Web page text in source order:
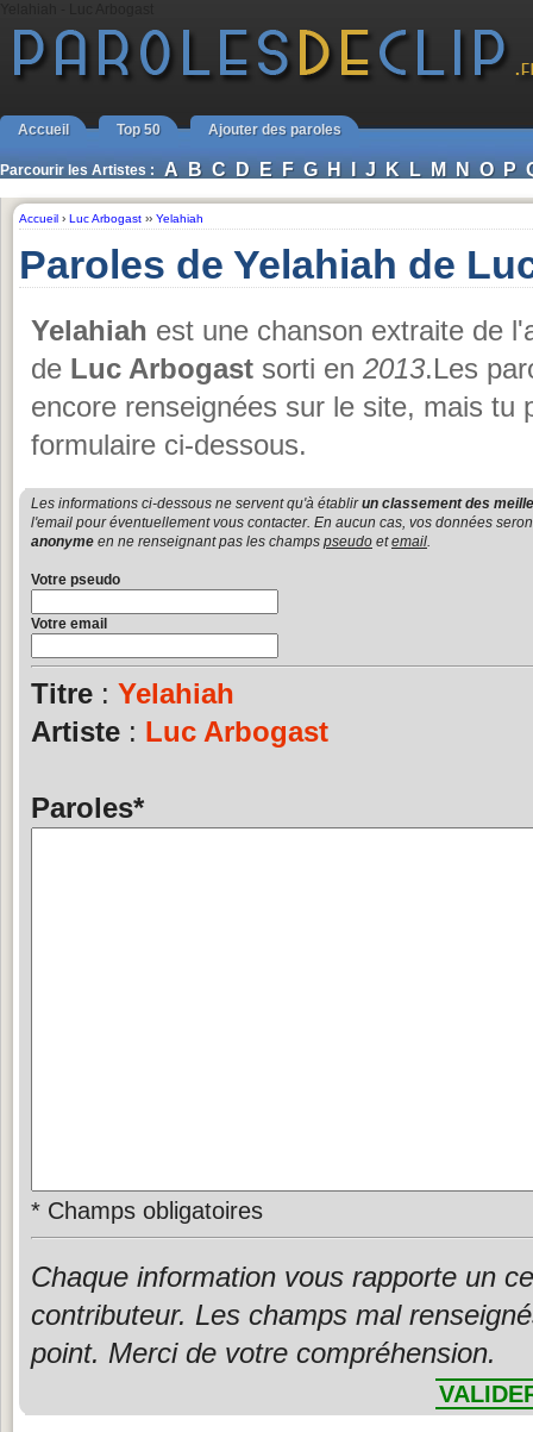
Accueil Top 50 Ajouter des paroles
Parcourir les Artistes : A B C D E F G H I J K L M N O P
Accueil › Luc Arbogast ›› Yelahiah
Paroles de Yelahiah de
Yelahiah est une chanson extraite de
de Luc Arbogast sorti en 2013.Les
encore renseignées sur le site, mais tu
formulaire ci-dessous.
Les informations ci-dessous ne servent qu'à établirun classement des
l'email pour éventuellement vous contacter. En aucun cas, vos données
anonyme en ne renseignant pas les champs pseudo etemail.
Votre pseudo
Votre email
Titre : Yelahiah
Artiste : Luc Arbogast
Paroles*
* Champs obligatoires
Chaque information vous rapporte un
contributeur. Les champs mal
point. Merci de votre compréhension.